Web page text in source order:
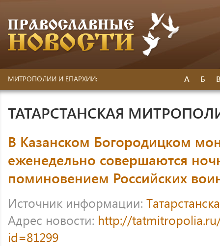
МИТРОПОЛИИ И ЕПАРХИИ: А Б
ТАТАРСТАНСКАЯ
В Казанском Богородицком
еженедельно совершаются
поминовением Российских
Источник информации:
Адрес новости: http://
id=81299